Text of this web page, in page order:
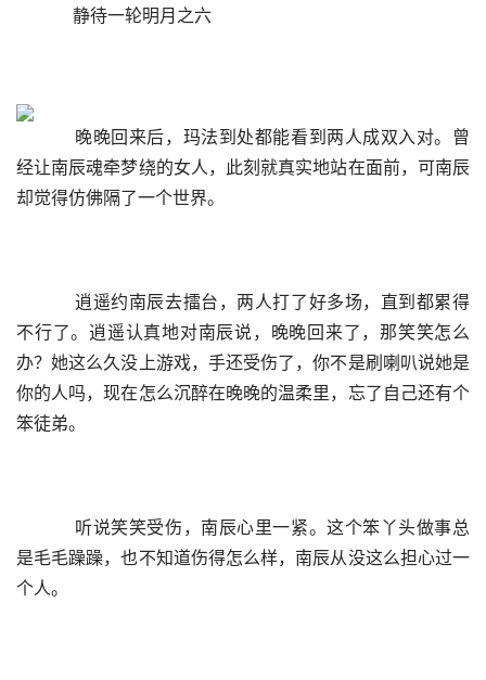
静待一轮明月之六
晚晚回来后，玛法到处都能看到两人成双入对。曾
经让南辰魂牵梦绕的女人，此刻就真实地站在面前，可南辰
却觉得仿佛隔了一个世界。
逍遥约南辰去擂台，两人打了好多场，直到都累得
不行了。逍遥认真地对南辰说，晚晚回来了，那笑笑怎么
办？她这么久没上游戏，手还受伤了，你不是刷喇叭说她是
你的人吗，现在怎么沉醉在晚晚的温柔里，忘了自己还有个
笨徒弟。
听说笑笑受伤，南辰心里一紧。这个笨丫头做事总
是毛毛躁躁，也不知道伤得怎么样，南辰从没这么担心过一
个人。